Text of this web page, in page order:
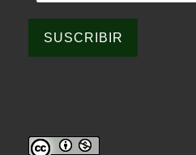
SUSCRIBIR